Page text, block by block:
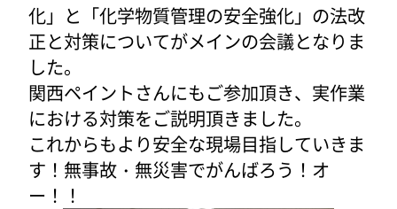
化」と「化学物質管理の安全強化」の法改
正と対策についてがメインの会議となりま
した。
関西ペイントさんにもご参加頂き、実作業
における対策をご説明頂きました。
これからもより安全な現場目指していきま
す！無事故・無災害でがんばろう！オ
ー！！